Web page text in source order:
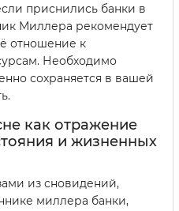
приснились банки в
Миллера рекомендует
отношение к
Необходимо
сохраняется в вашей
как отражение
и жизненных
из сновидений,
миллера банки,